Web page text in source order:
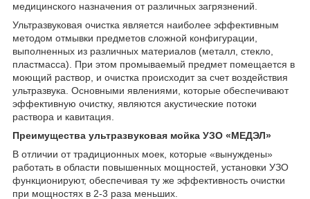
медицинского назначения от различных загрязнений.
Ультразвуковая очистка является наиболее эффективным
методом отмывки предметов сложной конфигурации,
выполненных из различных материалов (металл, стекло,
пластмасса). При этом промываемый предмет помещается в
моющий раствор, и очистка происходит за счет воздействия
ультразвука. Основными явлениями, которые обеспечивают
эффективную очистку, являются акустические потоки
раствора и кавитация.
Преимущества ультразвуковая мойка УЗО «МЕДЭЛ»
В отличии от традиционных моек, которые «вынуждены»
работать в области повышенных мощностей, установки УЗО
функционируют, обеспечивая ту же эффективность очистки
при мощностях в 2-3 раза меньших.